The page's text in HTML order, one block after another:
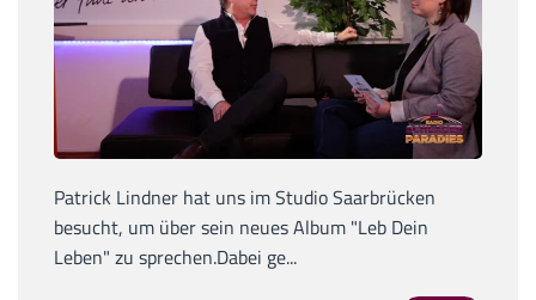
Patrick Lindner hat uns im Studio Saarbrücken
besucht, um über sein neues Album "Leb Dein
Leben" zu sprechen.Dabei ge...